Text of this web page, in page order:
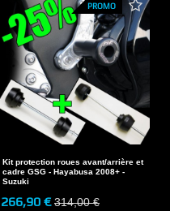
PROMO
Kit protection roues avant/arrière et
cadre GSG - Hayabusa 2008+ -
Suzuki
266,90 €314,00 €